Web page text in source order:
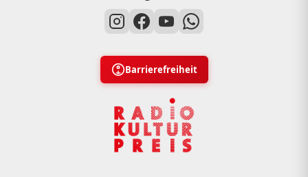
Barrierefreiheit